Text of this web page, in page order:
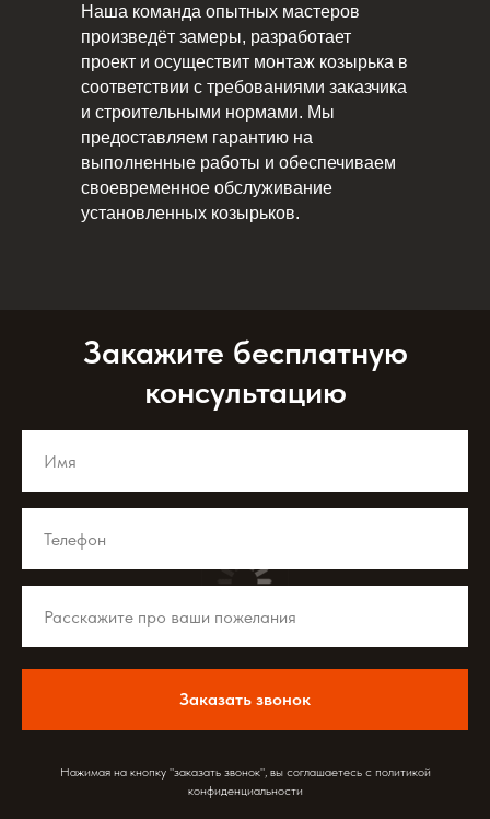
Наша команда опытных мастеров
произведёт замеры, разработает
проект и осуществит монтаж козырька в
соответствии с требованиями заказчика
и строительными нормами. Мы
предоставляем гарантию на
выполненные работы и обеспечиваем
своевременное обслуживание
установленных козырьков.
Закажите бесплатную
консультацию
Заказать звонок
Нажимая на кнопку "заказать звонок", вы соглашаетесь с политикой
конфиденциальности